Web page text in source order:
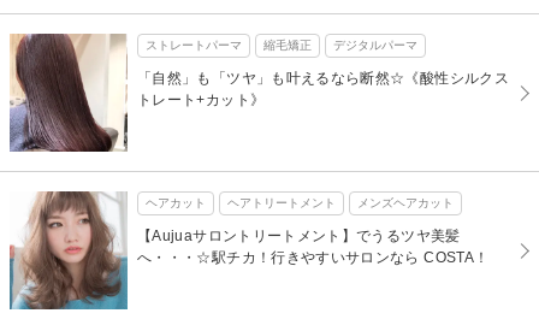
ストレートパーマ 縮毛矯正 デジタルパーマ
「自然」も「ツヤ」も叶えるなら断然☆《酸性シルクス
トレート+カット》
ヘアカット ヘアトリートメント メンズヘアカット
【Aujuaサロントリートメント】でうるツヤ美髪
へ・・・☆駅チカ！行きやすいサロンなら COSTA！